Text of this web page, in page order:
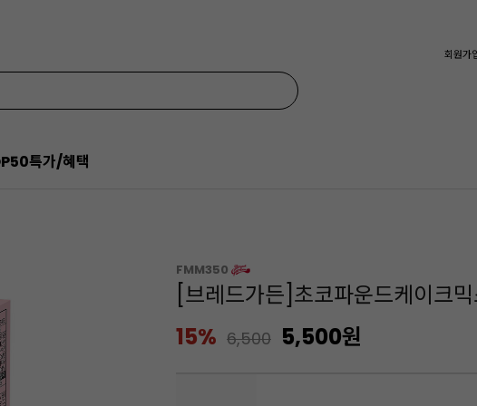
회원가
특가/혜택
FMM350
[브레드가든]초코파운드케이크
15% 6,500 5,500원